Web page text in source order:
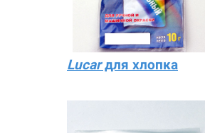
Lucarдля хлопка